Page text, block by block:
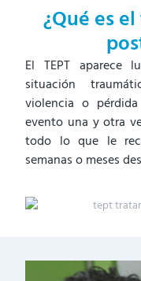
¿Qué es
El TEPT aparece
situación
violencia o
evento una y otra
todo lo que le
semanas o meses